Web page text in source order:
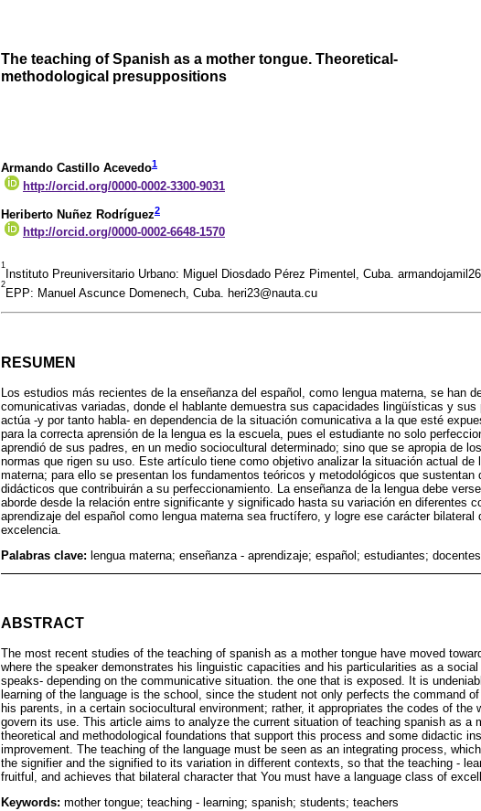
The teaching of Spanish as a mother tongue. Theoretical-
methodological presuppositions
Armando Castillo Acevedo1
http://orcid.org/0000-0002-3300-9031
Heriberto Nuñez Rodríguez2
http://orcid.org/0000-0002-6648-1570
1
Instituto Preuniversitario Urbano: Miguel Diosdado Pérez Pimentel, Cuba.
2
EPP: Manuel Ascunce Domenech, Cuba. heri23@nauta.cu
RESUMEN
Los estudios más recientes de la enseñanza del español, como lengua materna, se han
comunicativas variadas, donde el hablante demuestra sus capacidades lingüísticas y
actúa -y por tanto habla- en dependencia de la situación comunicativa a la que esté
para la correcta aprensión de la lengua es la escuela, pues el estudiante no solo
aprendió de sus padres, en un medio sociocultural determinado; sino que se apropia de
normas que rigen su uso. Este artículo tiene como objetivo analizar la situación actual de
materna; para ello se presentan los fundamentos teóricos y metodológicos que
didácticos que contribuirán a su perfeccionamiento. La enseñanza de la lengua debe
aborde desde la relación entre significante y significado hasta su variación en diferentes
aprendizaje del español como lengua materna sea fructífero, y logre ese carácter bilateral
excelencia.
Palabras clave: lengua materna; enseñanza - aprendizaje; español; estudiantes; docentes
ABSTRACT
The most recent studies of the teaching of spanish as a mother tongue have moved
where the speaker demonstrates his linguistic capacities and his particularities as a
speaks- depending on the communicative situation. the one that is exposed. It is
learning of the language is the school, since the student not only perfects the command
his parents, in a certain sociocultural environment; rather, it appropriates the codes of the
govern its use. This article aims to analyze the current situation of teaching spanish as a
theoretical and methodological foundations that support this process and some didactic
improvement. The teaching of the language must be seen as an integrating process,
the signifier and the signified to its variation in different contexts, so that the teaching -
fruitful, and achieves that bilateral character that You must have a language class of
Keywords: mother tongue; teaching - learning; spanish; students; teachers